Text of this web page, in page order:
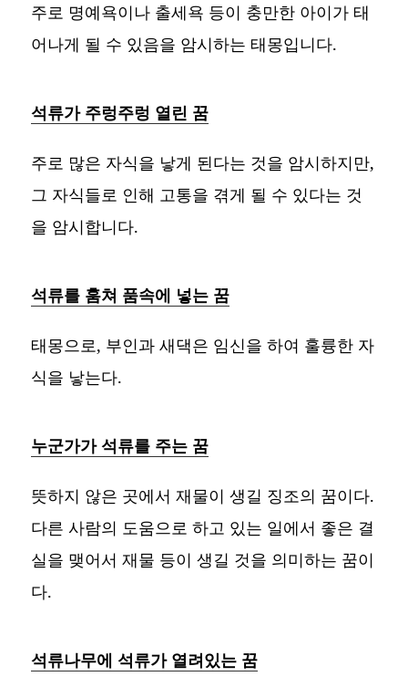
주로 명예욕이나 출세욕 등이 충만한 아이가 태
어나게 될 수 있음을 암시하는 태몽입니다.
석류가 주렁주렁 열린 꿈
주로 많은 자식을 낳게 된다는 것을 암시하지만,
그 자식들로 인해 고통을 겪게 될 수 있다는 것
을 암시합니다.
석류를 훔쳐 품속에 넣는 꿈
태몽으로, 부인과 새댁은 임신을 하여 훌륭한 자
식을 낳는다.
누군가가 석류를 주는 꿈
뜻하지 않은 곳에서 재물이 생길 징조의 꿈이다.
다른 사람의 도움으로 하고 있는 일에서 좋은 결
실을 맺어서 재물 등이 생길 것을 의미하는 꿈이
다.
석류나무에 석류가 열려있는 꿈